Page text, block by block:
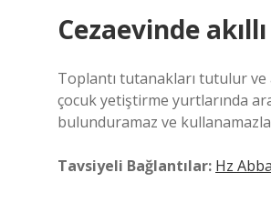
Cezaevinde
Toplantı tutanakları tutulur ve
çocuk yetiştirme yurtlarında
bulunduramaz ve
Tavsiyeli Bağlantılar: Hz